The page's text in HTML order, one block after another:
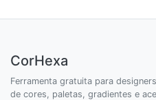
CorHexa
Ferramenta gratuita para
de cores, paletas, gradientes e